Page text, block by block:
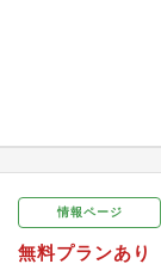
情報ページ
無料プランあり